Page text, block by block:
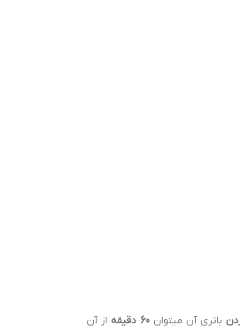
باتری آن میتوان60 دقیقه
از آن